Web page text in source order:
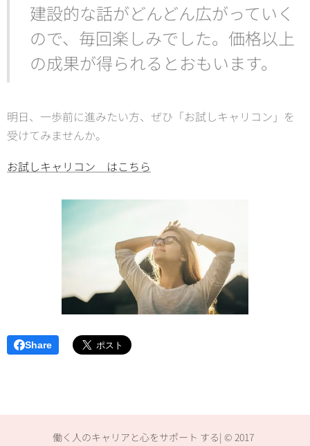
建設的な話がどんどん広がっていく
ので、毎回楽しみでした。価格以上
の成果が得られるとおもいます。
明日、一歩前に進みたい方、ぜひ「お試しキャリコン」を
受けてみませんか。
お試しキャリコン はこちら
Share
働く人のキャリアと心をサポート する| © 2017